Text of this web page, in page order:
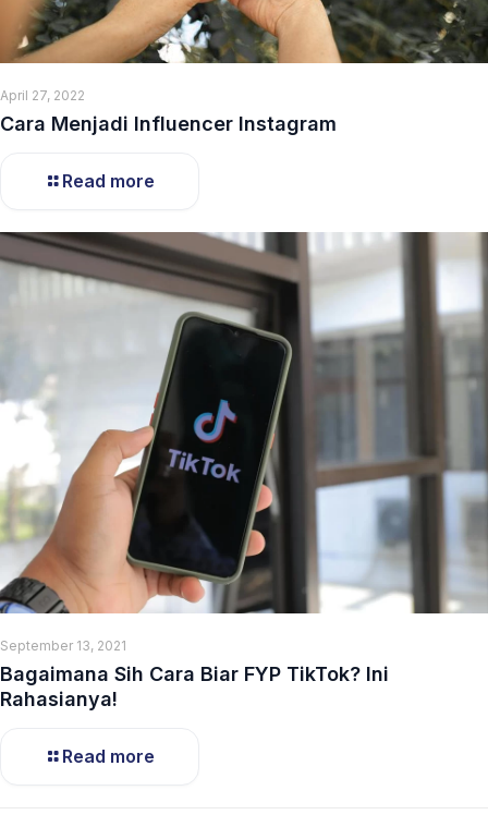
April 27, 2022
Cara Menjadi Influencer Instagram
Read more
September 13, 2021
Bagaimana Sih Cara Biar FYP TikTok? Ini
Rahasianya!
Read more